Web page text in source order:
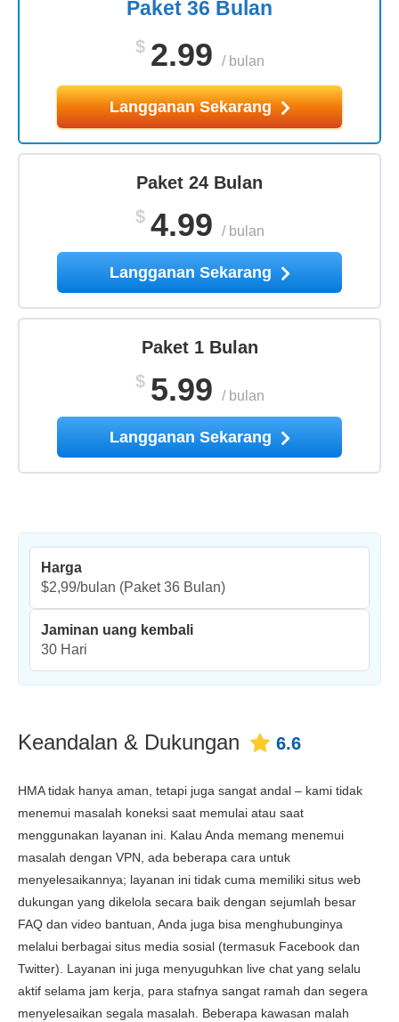
Paket 36 Bulan
$ 2.99 / bulan
Langganan Sekarang
Paket 24 Bulan
$ 4.99 / bulan
Langganan Sekarang
Paket 1 Bulan
$ 5.99 / bulan
Langganan Sekarang
Harga
$2,99/bulan (Paket 36 Bulan)
Jaminan uang kembali
30 Hari
Keandalan & Dukungan 6.6
HMA tidak hanya aman, tetapi juga sangat andal – kami tidak
menemui masalah koneksi saat memulai atau saat
menggunakan layanan ini. Kalau Anda memang menemui
masalah dengan VPN, ada beberapa cara untuk
menyelesaikannya; layanan ini tidak cuma memiliki situs web
dukungan yang dikelola secara baik dengan sejumlah besar
FAQ dan video bantuan, Anda juga bisa menghubunginya
melalui berbagai situs media sosial (termasuk Facebook dan
Twitter). Layanan ini juga menyuguhkan live chat yang selalu
aktif selama jam kerja, para stafnya sangat ramah dan segera
menyelesaikan segala masalah. Beberapa kawasan malah